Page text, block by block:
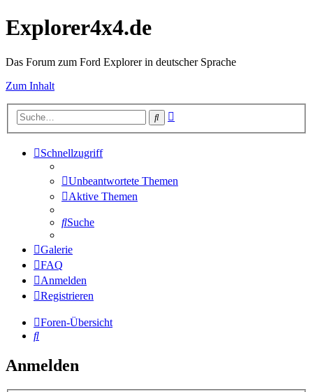
Explorer4x4.de
Das Forum zum Ford Explorer in deutscher Sprache
Zum Inhalt
Suche
Schnellzugriff
Unbeantwortete Themen
Aktive Themen
Suche
Galerie
FAQ
Anmelden
Registrieren
Foren-Übersicht
Suche
Anmelden